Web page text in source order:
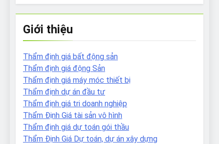
Giới thiệu
Thẩm định giá bất động sản
Thẩm định giá động Sản
Thẩm định giá máy móc thiết bị
Thẩm định dự án đầu tư
Thẩm định giá tri doanh nghiệp
Thẩm Định Giá tài sản vô hình
Thẩm định giá dự toán gói thầu
Thẩm Định Giá Dự toán, dự án xây dựng